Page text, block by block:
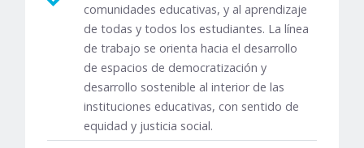
comunidades educativas, y al aprendizaje
de todas y todos los estudiantes. La línea
de trabajo se orienta hacia el desarrollo
de espacios de democratización y
desarrollo sostenible al interior de las
instituciones educativas, con sentido de
equidad y justicia social.